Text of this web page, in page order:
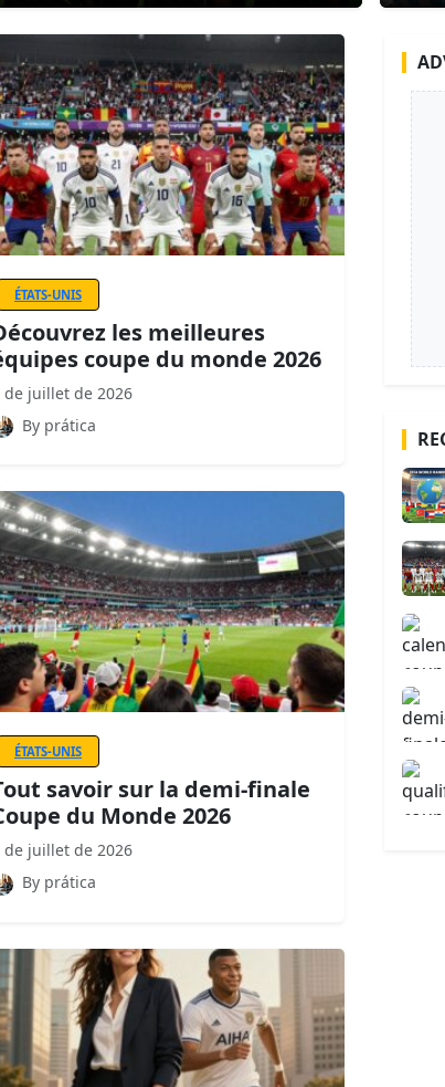
ÉTATS-UNIS
les meilleures
coupe du monde 2026
de juillet de 2026
By prática
ÉTATS-UNIS
savoir sur la demi-finale
du Monde 2026
de juillet de 2026
By prática